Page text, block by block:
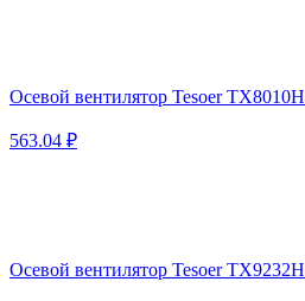
Осевой вентилятор Tesoer
563.04 ₽
Осевой вентилятор Tesoer